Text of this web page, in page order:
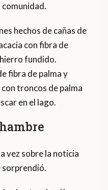
hechos de cañas de
con fibra de
fundido.
fibra de palma y
troncos de palma
en el lago.
vez sobre la noticia
sorprendió.